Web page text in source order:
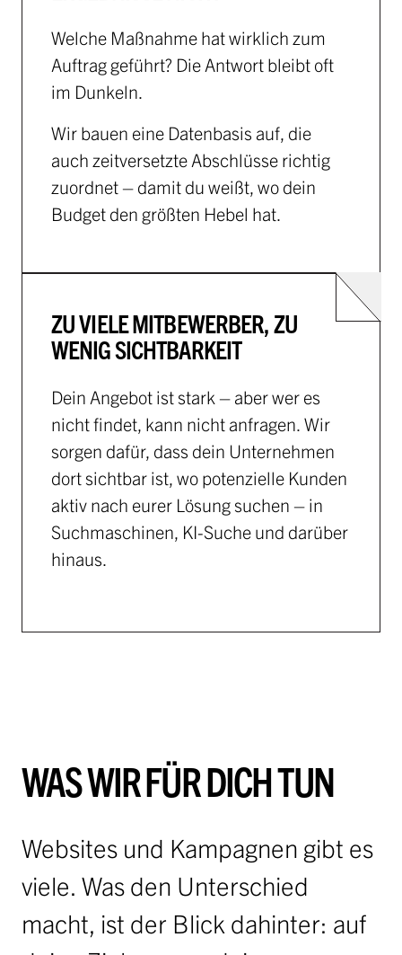
Welche Maßnahme hat wirklich zum
Auftrag geführt? Die Antwort bleibt oft
im Dunkeln.
Wir bauen eine Datenbasis auf, die
auch zeitversetzte Abschlüsse richtig
zuordnet – damit du weißt, wo dein
Budget den größten Hebel hat.
ZU VIELE MITBEWERBER, ZU
WENIG SICHTBARKEIT
Dein Angebot ist stark – aber wer es
nicht findet, kann nicht anfragen. Wir
sorgen dafür, dass dein Unternehmen
dort sichtbar ist, wo potenzielle Kunden
aktiv nach eurer Lösung suchen – in
Suchmaschinen, KI-Suche und darüber
hinaus.
WAS WIR FÜR DICH TUN
Websites und Kampagnen gibt es
viele. Was den Unterschied
macht, ist der Blick dahinter: auf